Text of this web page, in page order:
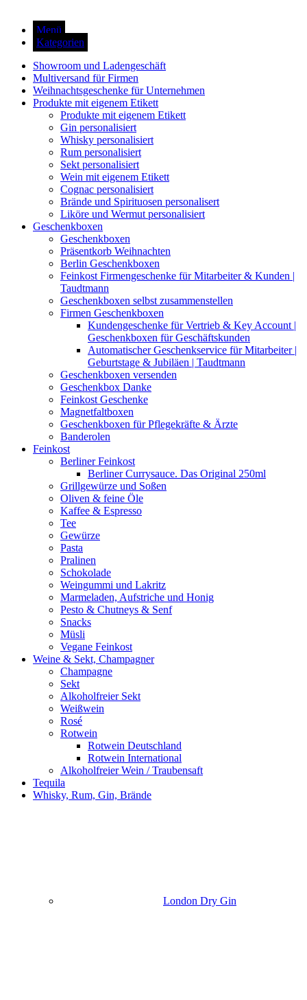
Menü
Kategorien
Showroom und Ladengeschäft
Multiversand für Firmen
Weihnachtsgeschenke für Unternehmen
Produkte mit eigenem Etikett
Produkte mit eigenem Etikett
Gin personalisiert
Whisky personalisiert
Rum personalisiert
Sekt personalisiert
Wein mit eigenem Etikett
Cognac personalisiert
Brände und Spirituosen personalisert
Liköre und Wermut personalisiert
Geschenkboxen
Geschenkboxen
Präsentkorb Weihnachten
Berlin Geschenkboxen
Feinkost Firmengeschenke für Mitarbeiter & Kunden |
Taudtmann
Geschenkboxen selbst zusammenstellen
Firmen Geschenkboxen
Kundengeschenke für Vertrieb & Key Account |
Geschenkboxen für Geschäftskunden
Automatischer Geschenkservice für Mitarbeiter |
Geburtstage & Jubiläen | Taudtmann
Geschenkboxen versenden
Geschenkbox Danke
Feinkost Geschenke
Magnetfaltboxen
Geschenkboxen für Pflegekräfte & Ärzte
Banderolen
Feinkost
Berliner Feinkost
Berliner Currysauce. Das Original 250ml
Grillgewürze und Soßen
Oliven & feine Öle
Kaffee & Espresso
Tee
Gewürze
Pasta
Pralinen
Schokolade
Weingummi und Lakritz
Marmeladen, Aufstriche und Honig
Pesto & Chutneys & Senf
Snacks
Müsli
Vegane Feinkost
Weine & Sekt, Champagner
Champagne
Sekt
Alkoholfreier Sekt
Weißwein
Rosé
Rotwein
Rotwein Deutschland
Rotwein International
Alkoholfreier Wein / Traubensaft
Tequila
Whisky, Rum, Gin, Brände
London Dry Gin